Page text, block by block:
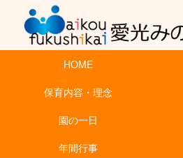
HOME
保育内容・理念
園の一日
年間行事